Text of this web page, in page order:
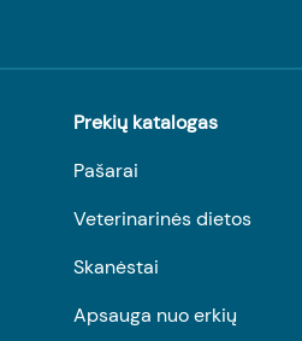
Prekių katalogas
Pašarai
Veterinarinės dietos
Skanėstai
Apsauga nuo erkių